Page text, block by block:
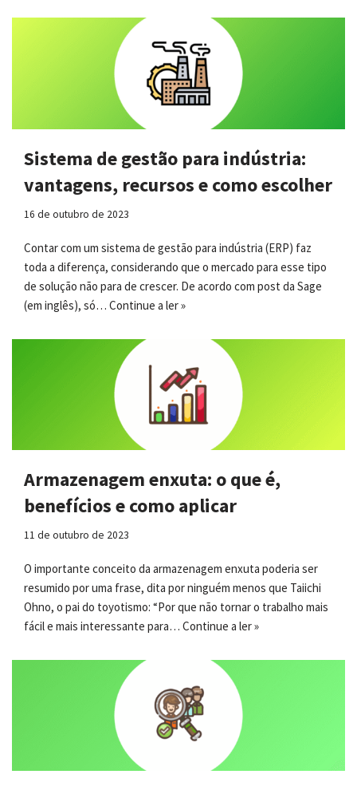
Sistema de gestão para indústria:
vantagens, recursos e como escolher
16 de outubro de 2023
Contar com um sistema de gestão para indústria (ERP) faz
toda a diferença, considerando que o mercado para esse tipo
de solução não para de crescer. De acordo com post da Sage
(em inglês), só… Continue a ler »
Armazenagem enxuta: o que é,
benefícios e como aplicar
11 de outubro de 2023
O importante conceito da armazenagem enxuta poderia ser
resumido por uma frase, dita por ninguém menos que Taiichi
Ohno, o pai do toyotismo: “Por que não tornar o trabalho mais
fácil e mais interessante para… Continue a ler »